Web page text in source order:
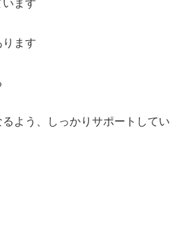
います
ます
よう、しっかりサポートしてい